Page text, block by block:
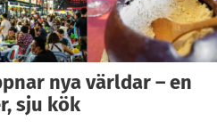
nya världar – en
sju kök